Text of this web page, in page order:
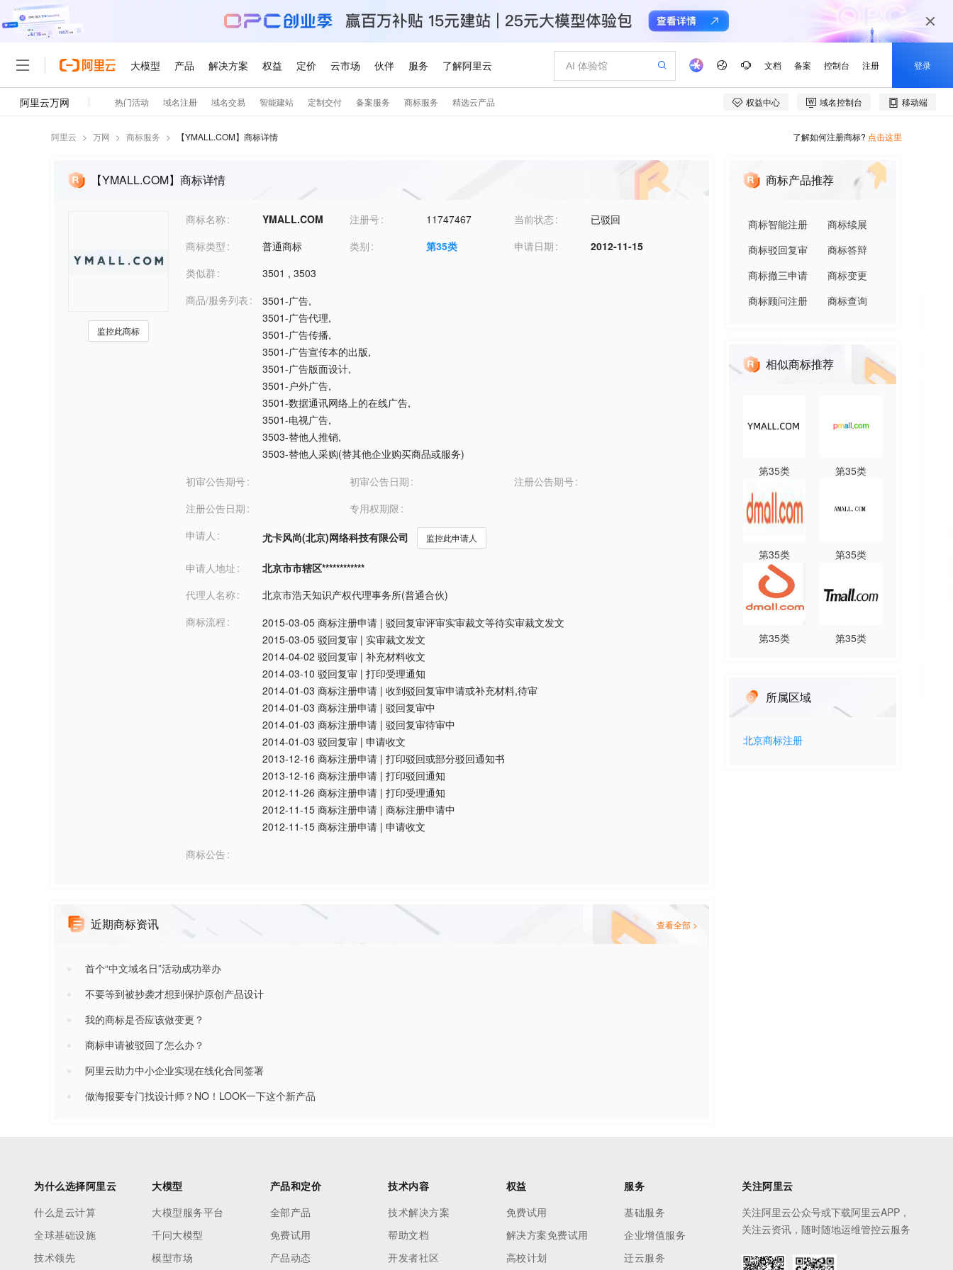
阿里云 > 万网 > 商标服务 > 【YMALL.COM】商标详情 了解如何注册商标? 点击这里
【YMALL.COM】商标详情
监控此商标
商标名称 YMALL.COM 注册号 11747467 当前状态
已驳回
商标类型
普通商标 类别 第35类 申请日期
2012-11-15
类似群
3501 , 3503
商品/服务列表
3501-广告,
3501-广告代理,
3501-广告传播,
3501-广告宣传本的出版,
3501-广告版面设计,
3501-户外广告,
3501-数据通讯网络上的在线广告,
3501-电视广告,
3503-替他人推销,
3503-替他人采购(替其他企业购买商品或服务)
初审公告期号
初审公告日期
注册公告期号
注册公告日期
专用权期限
申请人
尤卡风尚(北京)网络科技有限公司 监控此申请人
申请人地址
北京市市辖区************
代理人名称
北京市浩天知识产权代理事务所(普通合伙)
商标流程
2015-03-05 商标注册申请 | 驳回复审评审实审裁文等待实审裁文发文
2015-03-05 驳回复审 | 实审裁文发文
2014-04-02 驳回复审 | 补充材料收文
2014-03-10 驳回复审 | 打印受理通知
2014-01-03 商标注册申请 | 收到驳回复审申请或补充材料,待审
2014-01-03 商标注册申请 | 驳回复审中
2014-01-03 商标注册申请 | 驳回复审待审中
2014-01-03 驳回复审 | 申请收文
2013-12-16 商标注册申请 | 打印驳回或部分驳回通知书
2013-12-16 商标注册申请 | 打印驳回通知
2012-11-26 商标注册申请 | 打印受理通知
2012-11-15 商标注册申请 | 商标注册申请中
2012-11-15 商标注册申请 | 申请收文
商标公告
近期商标资讯 查看全部 >
首个“中文域名日”活动成功举办
不要等到被抄袭才想到保护原创产品设计
我的商标是否应该做变更？
商标申请被驳回了怎么办？
阿里云助力中小企业实现在线化合同签署
做海报要专门找设计师？NO！LOOK一下这个新产品
商标产品推荐
商标智能注册
商标续展
商标驳回复审
商标答辩
商标撤三申请
商标变更
商标顾问注册
商标查询
相似商标推荐
第35类 第35类
第35类 第35类
第35类 第35类
所属区域
北京商标注册